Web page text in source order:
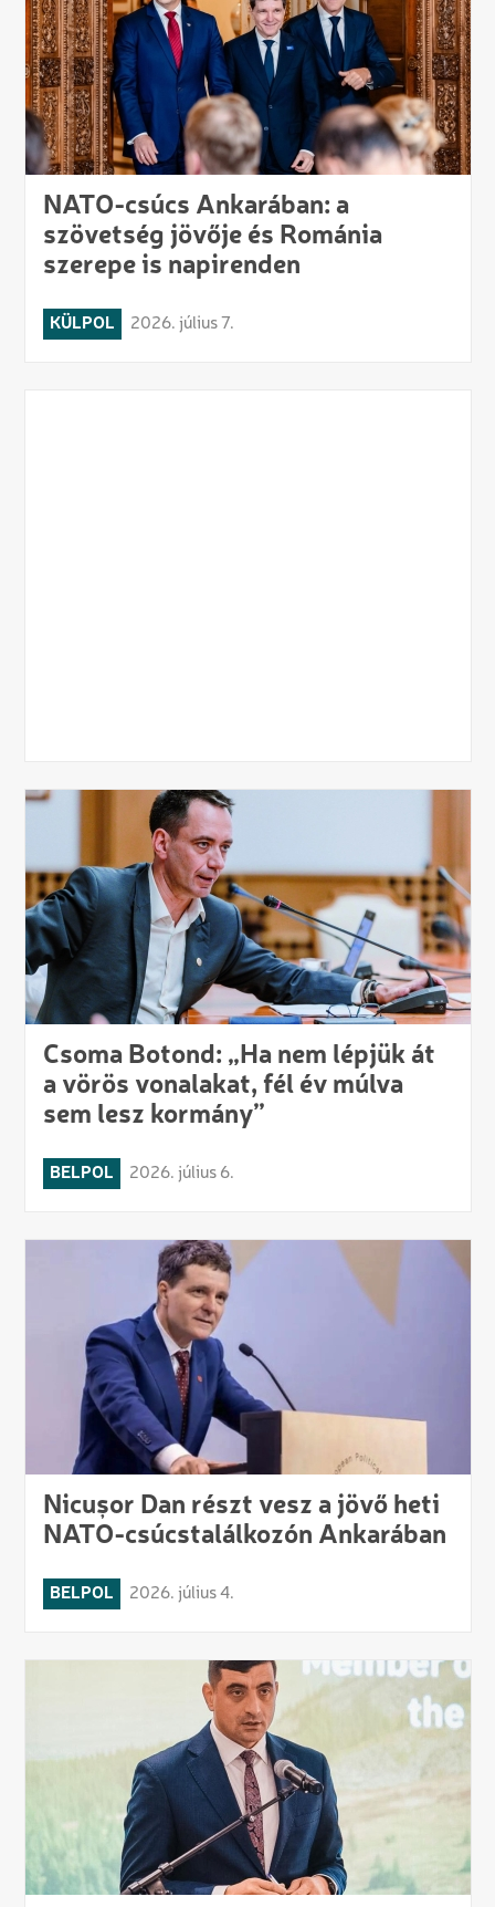
NATO-csúcs Ankarában: a
szövetség jövője és Románia
szerepe is napirenden
KÜLPOL 2026. július 7.
Csoma Botond: „Ha nem lépjük át
a vörös vonalakat, fél év múlva
sem lesz kormány”
BELPOL 2026. július 6.
Nicușor Dan részt vesz a jövő heti
NATO-csúcstalálkozón Ankarában
BELPOL 2026. július 4.